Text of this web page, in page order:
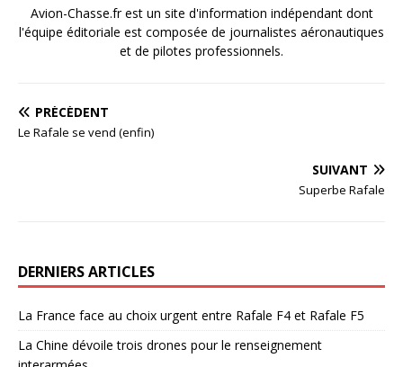
Avion-Chasse.fr est un site d'information indépendant dont
l'équipe éditoriale est composée de journalistes aéronautiques
et de pilotes professionnels.
PRÉCÉDENT
Le Rafale se vend (enfin)
SUIVANT
Superbe Rafale
DERNIERS ARTICLES
La France face au choix urgent entre Rafale F4 et Rafale F5
La Chine dévoile trois drones pour le renseignement